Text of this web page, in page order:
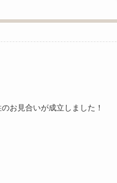
お見合いが成立しました！